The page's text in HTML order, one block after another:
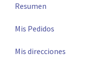
Resumen
Mis Pedidos
Mis direcciones